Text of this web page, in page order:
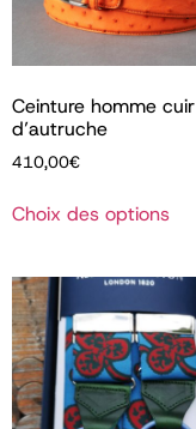
Ceinture homme cuir
d’autruche
410,00€
Choix des options